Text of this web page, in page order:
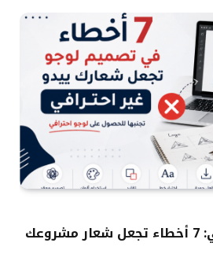
تصميم لوجو احترافي: 7 أخطاء تجعل شعار مشروعك